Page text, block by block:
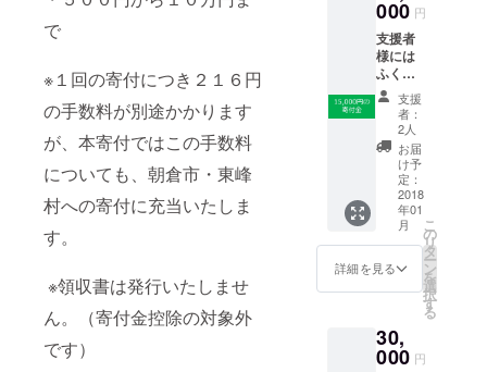
で
※１回の寄付につき２１６円
の手数料が別途かかります
が、本寄付ではこの手数料
についても、朝倉市・東峰
村への寄付に充当いたしま
す。
※領収書は発行いたしませ
ん。（寄付金控除の対象外
です）
000 円
支援者
様には
ふくお
かフィ
ナン
シャル
グルー
プより
お礼の
メッ
セージ
をお送
りしま
す。
支援
者：
2人
お届
け予
定：
2018
年01
月
詳細を見る
こ
の
リ
タ
ー
ン
を
選
択
す
る
30,
000 円